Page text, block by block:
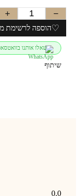
הוספה לרשימת
שאלו אותנו בוואטסאפ